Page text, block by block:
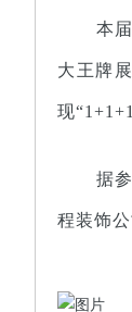
本
大王牌
现
据
程装饰